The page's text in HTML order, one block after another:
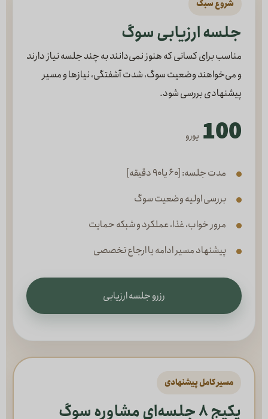
شروع سبک
جلسه ارزیابی سوگ
مناسب برای کسانی که هنوز نمی‌دانند به چند جلسه نیاز دارند
و می‌خواهند وضعیت سوگ، شدت آشفتگی، نیازها و مسیر
پیشنهادی بررسی شود.
100 یورو
مدت جلسه: [۶۰ یا ۹۰ دقیقه]
بررسی اولیه وضعیت سوگ
مرور خواب، غذا، عملکرد و شبکه حمایت
پیشنهاد مسیر ادامه یا ارجاع تخصصی
رزرو جلسه ارزیابی
مسیر کامل پیشنهادی
پکیج ۸ جلسه‌ای مشاوره سوگ